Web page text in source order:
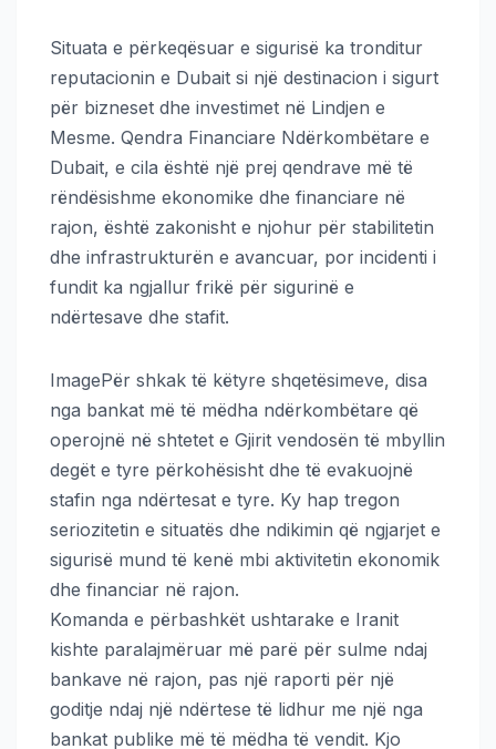
Situata e përkeqësuar e sigurisë ka tronditur
reputacionin e Dubait si një destinacion i sigurt
për bizneset dhe investimet në Lindjen e
Mesme. Qendra Financiare Ndërkombëtare e
Dubait, e cila është një prej qendrave më të
rëndësishme ekonomike dhe financiare në
rajon, është zakonisht e njohur për stabilitetin
dhe infrastrukturën e avancuar, por incidenti i
fundit ka ngjallur frikë për sigurinë e
ndërtesave dhe stafit.
ImagePër shkak të këtyre shqetësimeve, disa
nga bankat më të mëdha ndërkombëtare që
operojnë në shtetet e Gjirit vendosën të mbyllin
degët e tyre përkohësisht dhe të evakuojnë
stafin nga ndërtesat e tyre. Ky hap tregon
seriozitetin e situatës dhe ndikimin që ngjarjet e
sigurisë mund të kenë mbi aktivitetin ekonomik
dhe financiar në rajon.
Komanda e përbashkët ushtarake e Iranit
kishte paralajmëruar më parë për sulme ndaj
bankave në rajon, pas një raporti për një
goditje ndaj një ndërtese të lidhur me një nga
bankat publike më të mëdha të vendit. Kjo